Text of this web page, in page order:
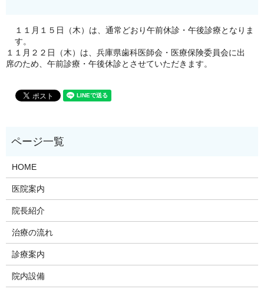
１１月１５日（木）は、通常どおり午前休診・午後診療となりま
す。
１１月２２日（木）は、兵庫県歯科医師会・医療保険委員会に出
席のため、午前診療・午後休診とさせていただきます。
HOME
医院案内
院長紹介
治療の流れ
診療案内
院内設備